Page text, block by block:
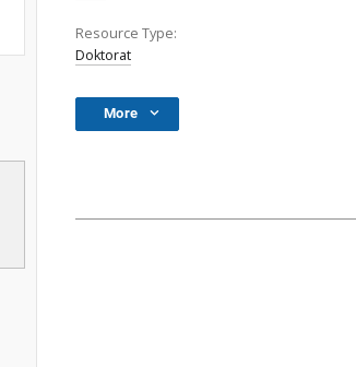
Resource Type:
Doktorat
More